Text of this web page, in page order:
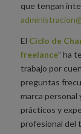
que tengan
El Ciclo de
freelance” ha
trabajo por
preguntas
marca
prácticos y
profesional del